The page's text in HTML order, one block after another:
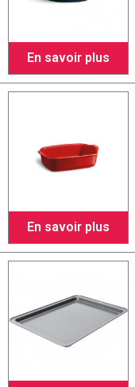
En savoir plus
En savoir plus